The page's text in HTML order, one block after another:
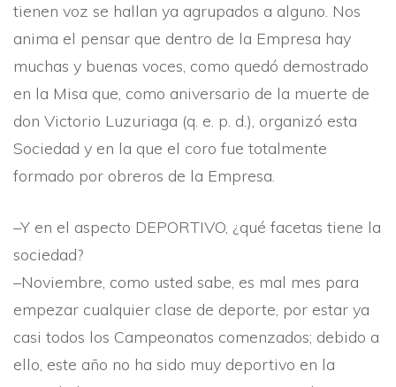
tienen voz se hallan ya agrupados a alguno. Nos
anima el pensar que dentro de la Empresa hay
muchas y buenas voces, como quedó demostrado
en la Misa que, como aniversario de la muerte de
don Victorio Luzuriaga (q. e. p. d.), organizó esta
Sociedad y en la que el coro fue totalmente
formado por obreros de la Empresa.
–Y en el aspecto DEPORTIVO, ¿qué facetas tiene la
sociedad?
–Noviembre, como usted sabe, es mal mes para
empezar cualquier clase de deporte, por estar ya
casi todos los Campeonatos comenzados; debido a
ello, este año no ha sido muy deportivo en la